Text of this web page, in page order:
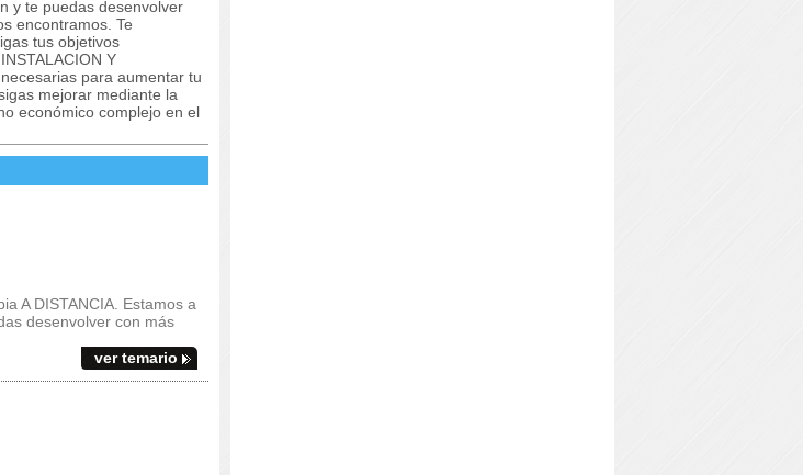
y te puedas desenvolver
encontramos. Te
tus objetivos
Y
para aumentar tu
mejorar mediante la
económico complejo en el
A DISTANCIA. Estamos a
desenvolver con más
ver temario